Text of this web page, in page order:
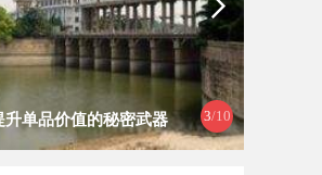
3/10
升单品价值的秘密武器